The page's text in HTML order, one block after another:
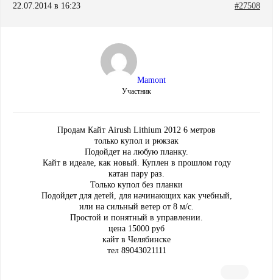
22.07.2014 в 16:23 #27508
Mamont
Участник
Продам Кайт Airush Lithium 2012 6 метров
только купол и рюкзак
Подойдет на любую планку.
Кайт в идеале, как новый. Куплен в прошлом году
катан пару раз.
Только купол без планки
Подойдет для детей, для начинающих как учебный,
или на сильный ветер от 8 м/с.
Простой и понятный в управлении.
цена 15000 руб
кайт в Челябинске
тел 89043021111